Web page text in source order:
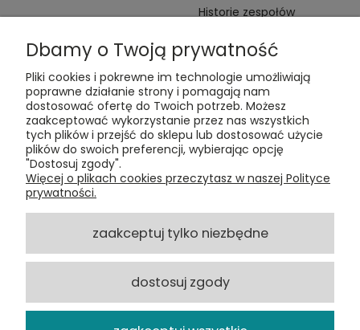
Historie zespołów
Kontakt:
t:+48 609 155 327
e:vinyltamka@gmail.com
ul. Chmielna 20, 00-020 Warszawa
Dbamy o Twoją prywatność
Pliki cookies i pokrewne im technologie umożliwiają
poprawne działanie strony i pomagają nam
dostosować ofertę do Twoich potrzeb. Możesz
zaakceptować wykorzystanie przez nas wszystkich
tych plików i przejść do sklepu lub dostosować użycie
plików do swoich preferencji, wybierając opcję
"Dostosuj zgody".
Więcej o plikach cookies przeczytasz w naszej Polityce
prywatności.
zaakceptuj tylko niezbędne
dostosuj zgody